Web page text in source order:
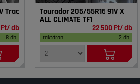
Trac
Ft/ db
8 db
Tourador 205/55R16 91V X
ALL CLIMATE TF1
22 500 Ft/ db
raktáron 2 db